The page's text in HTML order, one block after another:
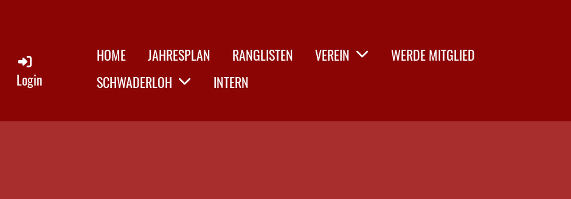
HOME JAHRESPLAN RANGLISTEN VEREIN
WERDE MITGLIED
SCHWADERLOH
INTERN
Login